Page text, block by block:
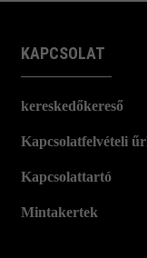
KAPCSOLAT
kereskedőkereső
Kapcsolatfelvételi
Kapcsolattartó
Mintakertek